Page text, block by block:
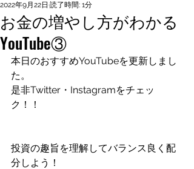
お金の増やし方がわかる
YouTube③
2022年9月22日 読了時間: 1分
本日のおすすめYouTubeを更新しまし
た。
是非Twitter・Instagramをチェッ
ク！！
投資の趣旨を理解してバランス良く配
分しよう！